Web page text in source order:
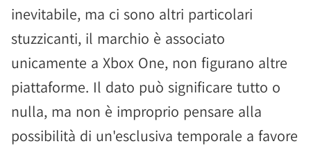
inevitabile, ma ci sono altri particolari
stuzzicanti, il marchio è associato
unicamente a Xbox One, non figurano altre
piattaforme. Il dato può significare tutto o
nulla, ma non è improprio pensare alla
possibilità di un'esclusiva temporale a favore